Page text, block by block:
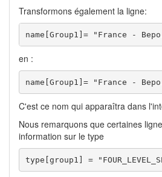
Transformons également la ligne:
name[Group1]= "France -
en :
name[Group1]= "France -
C'est ce nom qui apparaîtra dans
Nous remarquons que certaines
information sur le type
type[group1] =